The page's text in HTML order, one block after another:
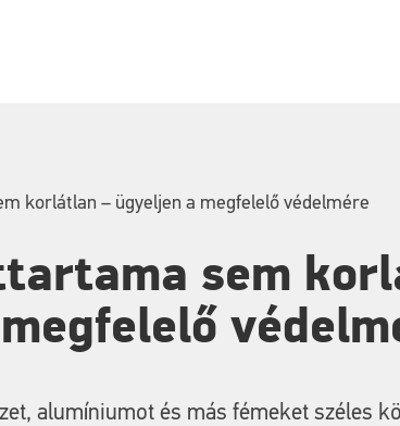
korlátlan – ügyeljen a megfelelő védelmére
sem
alumíniumot és más fémeket széles